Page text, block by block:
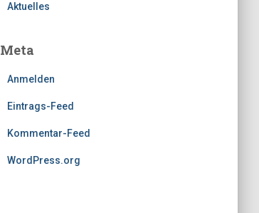
Aktuelles
Meta
Anmelden
Eintrags-Feed
Kommentar-Feed
WordPress.org